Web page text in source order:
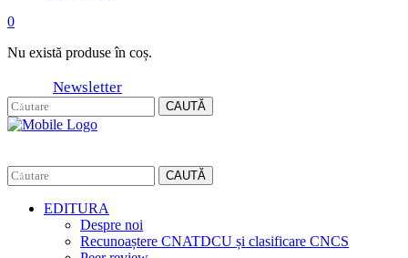
0
Nu există produse în coș.
Newsletter
CAUTĂ
CAUTĂ
EDITURA
Despre noi
Recunoaștere CNATDCU și clasificare CNCS